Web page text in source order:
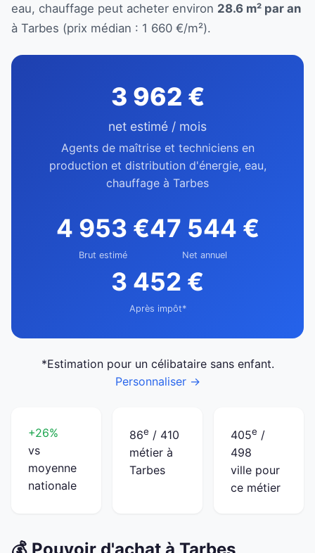
eau, chauffage peut acheter environ 28.6 m² par an
à Tarbes (prix médian : 1 660 €/m²).
3 962 €
net estimé / mois
Agents de maîtrise et techniciens en
production et distribution d'énergie, eau,
chauffage à Tarbes
4 953 €
Brut estimé
47 544 €
Net annuel
3 452 €
Après impôt*
*Estimation pour un célibataire sans enfant.
Personnaliser →
+26%
vs
moyenne
nationale
86e / 410
métier à
Tarbes
405e /
498
ville pour
ce métier